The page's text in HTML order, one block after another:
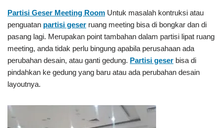
Partisi Geser Meeting Room Untuk masalah kontruksi atau
penguatan partisi geser ruang meeting bisa di bongkar dan di
pasang lagi. Merupakan point tambahan dalam partisi lipat ruang
meeting, anda tidak perlu bingung apabila perusahaan ada
perubahan desain, atau ganti gedung. Partisi geser bisa di
pindahkan ke gedung yang baru atau ada perubahan desain
layoutnya.